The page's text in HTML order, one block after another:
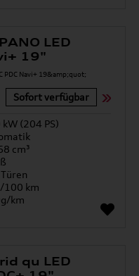
LED
19"
Sofort verfügbar
kW (204 PS)
cm³
100 km
km
qu LED